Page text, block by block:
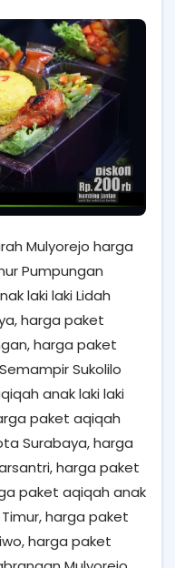
Mulyorejo harga
Pumpungan
laki laki Lidah
harga paket
harga paket
Sukolilo
anak laki laki
paket aqiqah
Surabaya, harga
harga paket
paket aqiqah anak
harga paket
harga paket